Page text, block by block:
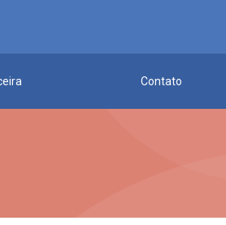
Contato